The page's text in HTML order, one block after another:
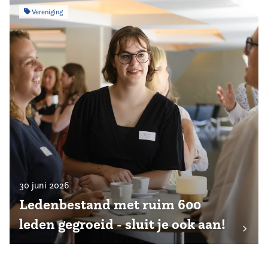
Vereniging
30 juni 2026
Ledenbestand met ruim 600
leden gegroeid - sluit je ook aan!